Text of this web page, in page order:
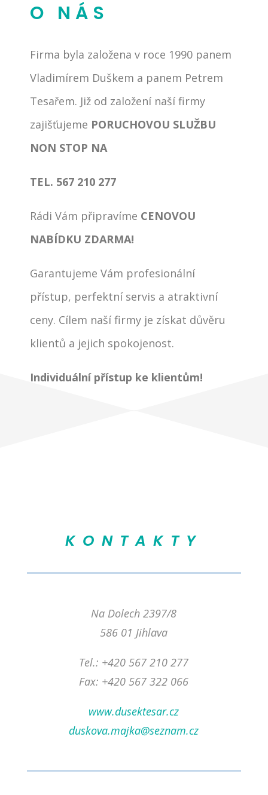
O NÁS
Firma byla založena v roce 1990 panem
Vladimírem Duškem a panem Petrem
Tesařem. Již od založení naší firmy
zajišťujeme PORUCHOVOU SLUŽBU
NON STOP NA
TEL. 567 210 277
Rádi Vám připravíme CENOVOU
NABÍDKU ZDARMA!
Garantujeme Vám profesionální
přístup, perfektní servis a atraktivní
ceny. Cílem naší firmy je získat důvěru
klientů a jejich spokojenost.
Individuální přístup ke klientům!
KONTAKTY
Na Dolech 2397/8
586 01 Jihlava
Tel.: +420 567 210 277
Fax: +420 567 322 066
www.dusektesar.cz
duskova.majka@seznam.cz